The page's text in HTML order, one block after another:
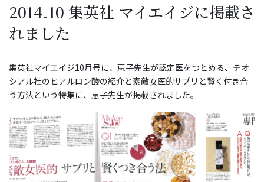
2014.10 集英社 マイエイジに掲載さ
れました
集英社マイエイジ10月号に、恵子先生が認定医をつとめる、テオ
シアル社のヒアルロン酸の紹介と素敵女医的サプリと賢く付き合
う方法という特集に、恵子先生が掲載されました。